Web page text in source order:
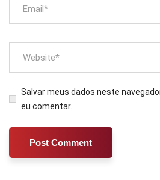
Salvar meus dados neste
eu comentar.